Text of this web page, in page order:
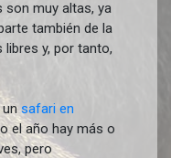
son muy altas, ya
también de la
libres y, por tanto,
safari en
el año hay más o
pero